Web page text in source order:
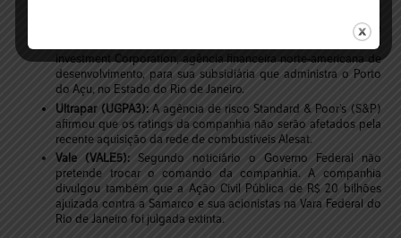
A companhia divulgou que obteve
financiamento de até US$ 350 milhões com a Overseas Private
investment Corporation, agência financeira norte-americana de
desenvolvimento, para sua subsidiária que administra o Porto
do Açu, no Estado do Rio de Janeiro.
Ultrapar (UGPA3):A agência de risco Standard & Poor’s (S&P)
afirmou que os ratings da companhia não serão afetados pela
recente aquisição da rede de combustíveis Alesat.
Vale (VALE5):Segundo noticiário o Governo Federal não
pretende trocar o comando da companhia. A companhia
divulgou também que a Ação Civil Pública de R$ 20 bilhões
ajuizada contra a Samarco e sua acionistas na Vara Federal do
Rio de Janeiro foi julgada extinta.